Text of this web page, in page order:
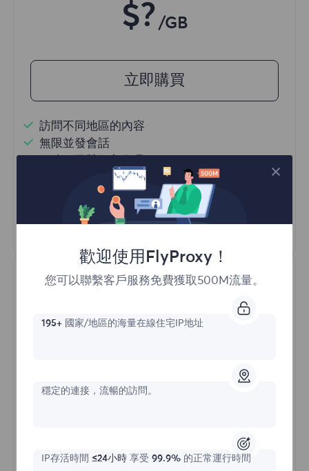
$? /GB
立即購買
訪問不同地區的內容
無限並發會話
HTTP(S)/SOCKS5
$?/天
歡迎使用FlyProxy！
您可以聯繫客戶服務免費獲取500M流量。
195+國家/地區的海量在線住宅IP地址
穩定的連接，流暢的訪問。
IP存活時間 ≤24小時享受 99.9%的正常運行時間